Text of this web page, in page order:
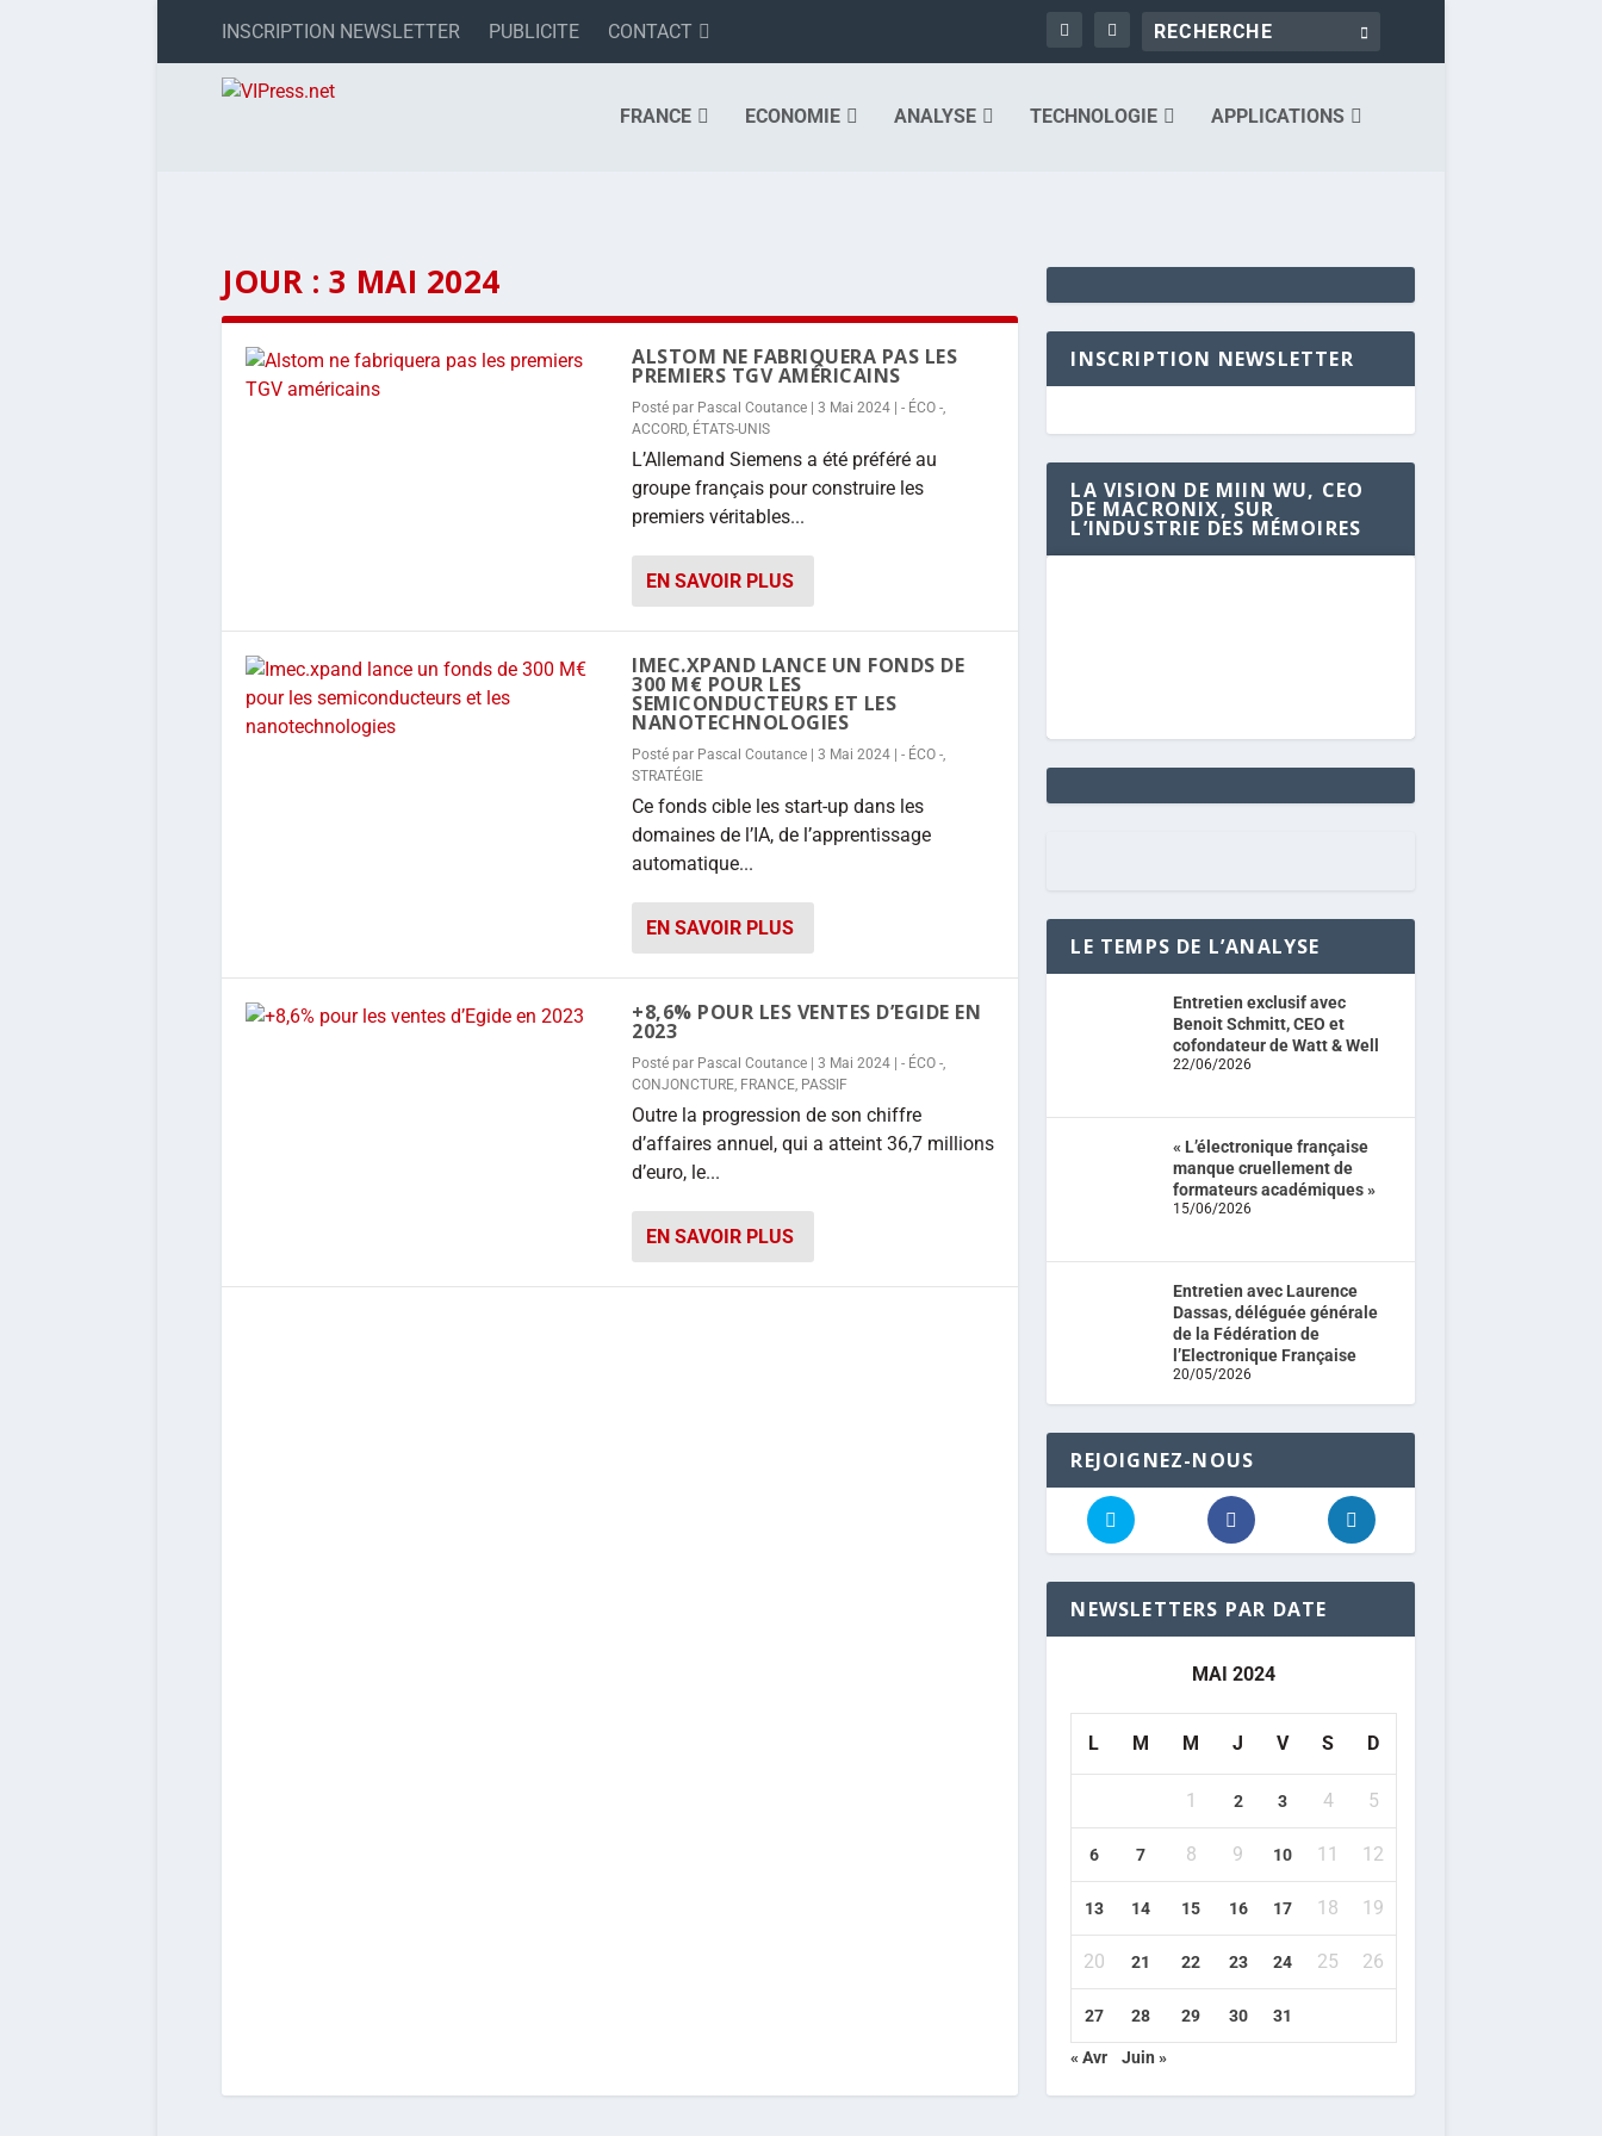
INSCRIPTION NEWSLETTER PUBLICITE CONTACT
FRANCE ECONOMIE ANALYSE TECHNOLOGIE APPLICATIONS
JOUR : 3 MAI 2024
ALSTOM NE FABRIQUERA PAS LES
PREMIERS TGV AMÉRICAINS
Posté par Pascal Coutance |3 Mai 2024 |- ÉCO -,
ACCORD, ÉTATS-UNIS
L’Allemand Siemens a été préféré au
groupe français pour construire les
premiers véritables...
EN SAVOIR PLUS
IMEC.XPAND LANCE UN FONDS DE
300 M€ POUR LES
SEMICONDUCTEURS ET LES
NANOTECHNOLOGIES
Posté par Pascal Coutance |3 Mai 2024 |- ÉCO -,
STRATÉGIE
Ce fonds cible les start-up dans les
domaines de l’IA, de l’apprentissage
automatique...
EN SAVOIR PLUS
+8,6% POUR LES VENTES D’EGIDE EN
2023
Posté par Pascal Coutance |3 Mai 2024 |- ÉCO -,
CONJONCTURE, FRANCE, PASSIF
Outre la progression de son chiffre
d’affaires annuel, qui a atteint 36,7 millions
d’euro, le...
EN SAVOIR PLUS
INSCRIPTION NEWSLETTER
LA VISION DE MIIN WU, CEO
DE MACRONIX, SUR
L’INDUSTRIE DES MÉMOIRES
LE TEMPS DE L’ANALYSE
Entretien exclusif avec
Benoit Schmitt, CEO et
cofondateur de Watt & Well
22/06/2026
« L’électronique française
manque cruellement de
formateurs académiques »
15/06/2026
Entretien avec Laurence
Dassas, déléguée générale
de la Fédération de
l’Electronique Française
20/05/2026
REJOIGNEZ-NOUS
NEWSLETTERS PAR DATE
MAI 2024
L M M J V S D
1 2 3 4 5
6 7 8 9 10 11 12
13 14 15 16 17 18 19
20 21 22 23 24 25 26
27 28 29 30 31
« Avr Juin »